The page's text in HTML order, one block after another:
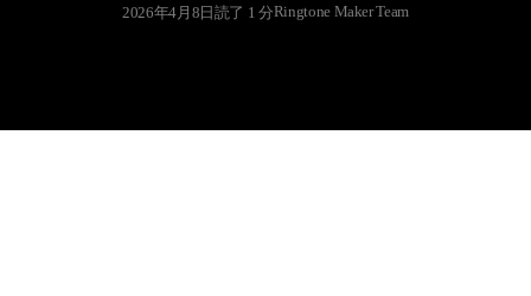
2026年4月8日 読了 1 分Ringtone Maker Team